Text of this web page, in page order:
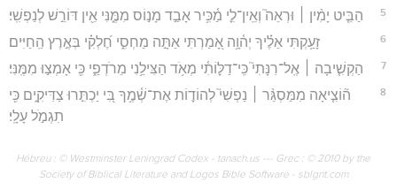
5 הַבֵּ֤יט יָמִ֨ין ׀ וּרְאֵה֮ וְאֵֽין־לִ֪י מַ֫כִּ֥יר אָבַ֣ד מָנ֣וֹס מִמֶּ֑נִּי אֵ֖ין דּוֹרֵ֣שׁ לְנַפְשִֽׁי׃
6 זָעַ֥קְתִּי אֵלֶ֗יךָ יְה֫וָ֥ה אָ֭מַרְתִּי אַתָּ֣ה מַחְסִ֑י חֶ֝לְקִ֗י בְּאֶ֣רֶץ הַֽחַיִּים׃
7 הַקְשִׁ֤יבָה ׀ אֶֽל־רִנָּתִי֮ כִּֽי־דַלּ֪וֹתִ֫י מְאֹ֥ד הַצִּילֵ֥נִי מֵרֹדְפַ֑י כִּ֖י אָמְצ֣וּ מִמֶּֽנִּי׃
8
ה֘וֹצִ֤יאָה מִמַּסְגֵּ֨ר ׀ נַפְשִׁי֮ לְהוֹד֪וֹת אֶת־שְׁ֫מֶ֥ךָ בִּ֭י יַכְתִּ֣רוּ צַדִּיקִ֑ים כִּ֖י
תִגְמֹ֣ל עָלָֽי׃
Hébreu : © Westminster Leningrad Codex - tanach.us --- Grec : © 2010 by the
Society of Biblical Literature and Logos Bible Software - sblgnt.com